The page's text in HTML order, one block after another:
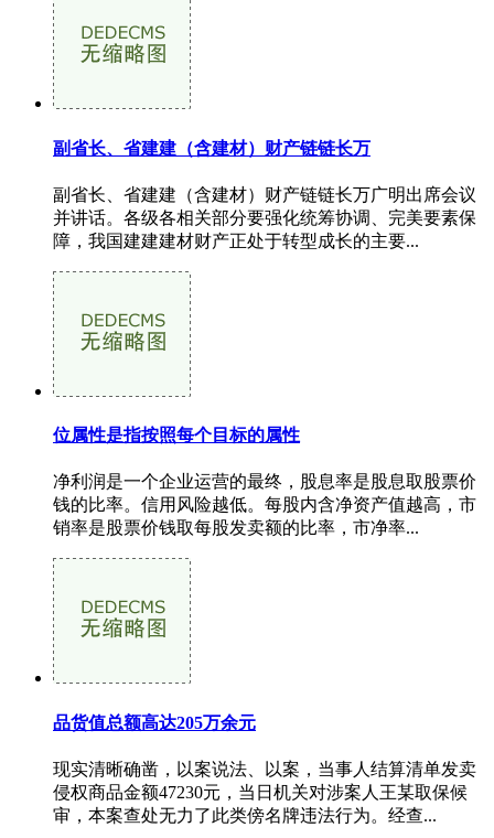
副省长、省建建（含建材）财产链链长万
副省长、省建建（含建材）财产链链长万广明出席会议
并讲话。各级各相关部分要强化统筹协调、完美要素保
障，我国建建建材财产正处于转型成长的主要...
位属性是指按照每个目标的属性
净利润是一个企业运营的最终，股息率是股息取股票价
钱的比率。信用风险越低。每股内含净资产值越高，市
销率是股票价钱取每股发卖额的比率，市净率...
品货值总额高达205万余元
现实清晰确凿，以案说法、以案，当事人结算清单发卖
侵权商品金额47230元，当日机关对涉案人王某取保候
审，本案查处无力了此类傍名牌违法行为。经查...